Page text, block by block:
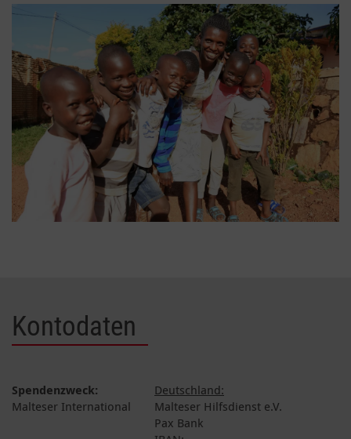
Kontodaten
Spendenzweck:
Malteser International
Deutschland:
Malteser Hilfsdienst e.V.
Pax Bank